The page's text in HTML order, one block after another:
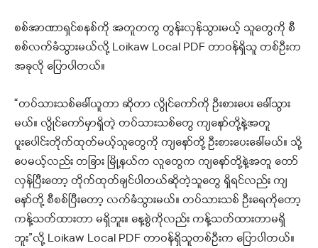
စစ်အာဏာရှင်စနစ်ကို အတူတကွ တွန်းလှန်သွားမယ့် သူတွေကို စီ
စစ်လက်ခံသွားမယ်လို့ Loikaw Local PDF တာဝန်ရှိသူ တစ်ဦးက
အခုလို ပြောပါတယ်။
“တပ်သားသစ်ခေါ်ယူတာ ဆိုတာ လွိုင်ကော်ကို ဦးစားပေး ခေါ်သွား
မယ်။ လွိုင်ကော်မှာရှိတဲ့ တပ်သားသစ်တွေ ကျနော်တို့နဲ့အတူ
ပူးပေါင်းတိုက်ထုတ်မယ့်သူတွေကို ကျနော်တို့ ဦးစားပေးခေါ်မယ်။ သို့
ပေမယ့်လည်း တခြား မြို့နယ်က လူတွေက ကျနော်တို့နဲ့အတူ တော်
လှန်ပြီး‌တော့ တိုက်ထုတ်ချင်ပါတယ်ဆိုတဲ့သူတွေ ရှိရင်လည်း ကျ
နော်တို့ စီစစ်ပြီးတော့ လက်ခံသွားမယ်။ တပ်သားသစ် ဦးရေကိုတော့
ကန့်သတ်ထားတာ မရှိဘူး။ နေ့စွဲကိုလည်း ကန့်သတ်ထားတာမရှိ
ဘူး”လို့ Loikaw Local PDF တာဝန်ရှိသူတစ်ဦးက ပြောပါတယ်။